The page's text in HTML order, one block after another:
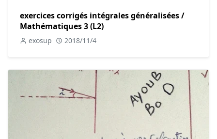
exercices corrigés intégrales généralisées /
Mathématiques 3 (L2)
exosup 2018/11/4